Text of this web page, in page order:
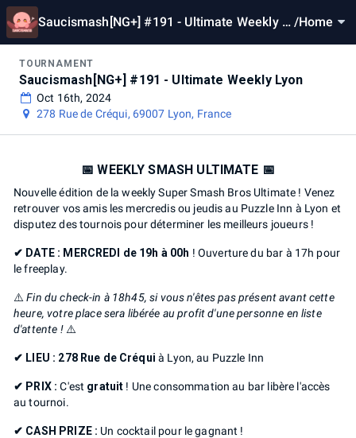
Saucismash[NG+] #191 - Ultimate Weekly L /Home
TOURNAMENT
Saucismash[NG+] #191 - Ultimate Weekly Lyon
Oct 16th, 2024
278 Rue de Créqui, 69007 Lyon, France
📅 WEEKLY SMASH ULTIMATE 📅
Nouvelle édition de la weekly Super Smash Bros Ultimate ! Venez
retrouver vos amis les mercredis ou jeudis au Puzzle Inn à Lyon et
disputez des tournois pour déterminer les meilleurs joueurs !
✔ DATE : MERCREDI de 19h à 00h ! Ouverture du bar à 17h pour
le freeplay.
⚠️Fin du check-in à 18h45, si vous n'êtes pas présent avant cette
heure, votre place sera libérée au profit d'une personne en liste
d'attente !⚠️
✔ LIEU : 278 Rue de Créqui à Lyon, au Puzzle Inn
✔ PRIX : C'est gratuit ! Une consommation au bar libère l'accès
au tournoi.
✔ CASH PRIZE : Un cocktail pour le gagnant !